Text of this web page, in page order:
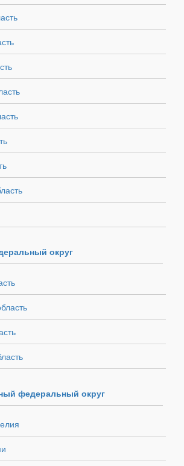
округ
федеральный округ